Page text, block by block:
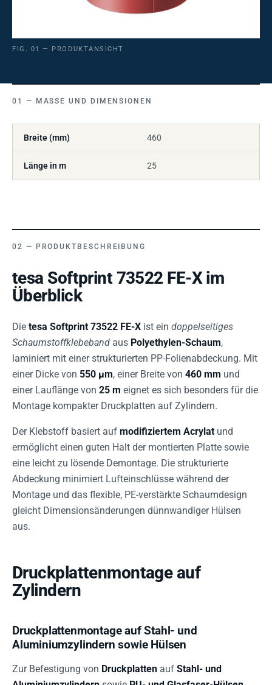
FIG. 01 — PRODUKTANSICHT
MASSE UND DIMENSIONEN
Breite (mm) 460
Länge in m 25
PRODUKTBESCHREIBUNG
tesa Softprint 73522 FE-X im
Überblick
Die tesa Softprint 73522 FE-X ist ein doppelseitiges
Schaumstoffklebeband aus Polyethylen-Schaum,
laminiert mit einer strukturierten PP-Folienabdeckung. Mit
einer Dicke von 550 µm, einer Breite von 460 mm und
einer Lauflänge von 25 m eignet es sich besonders für die
Montage kompakter Druckplatten auf Zylindern.
Der Klebstoff basiert auf modifiziertem Acrylat und
ermöglicht einen guten Halt der montierten Platte sowie
eine leicht zu lösende Demontage. Die strukturierte
Abdeckung minimiert Lufteinschlüsse während der
Montage und das flexible, PE-verstärkte Schaumdesign
gleicht Dimensionsänderungen dünnwandiger Hülsen
aus.
Druckplattenmontage auf
Zylindern
Druckplattenmontage auf Stahl- und
Aluminiumzylindern sowie Hülsen
Zur Befestigung von Druckplatten auf Stahl- und